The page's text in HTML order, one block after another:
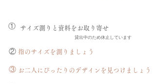
​① ​サイズ測りと資料をお取り寄せ
​貸出中のため休止しています
​② 指のサイズを測りましょう
​③ お二人にぴったりのデザインを見つけましょう